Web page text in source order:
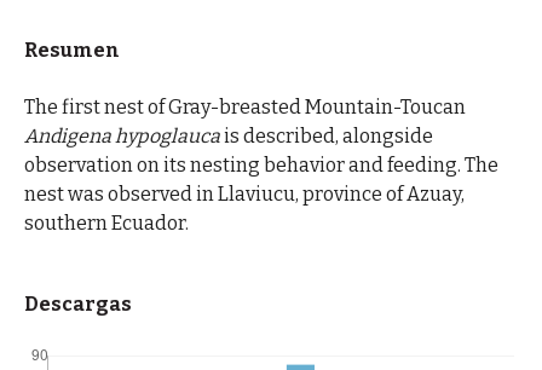
Resumen
The first nest of Gray-breasted Mountain-Toucan
Andigena hypoglaucais described, alongside
observation on its nesting behavior and feeding. The
nest was observed in Llaviucu, province of Azuay,
southern Ecuador.
Descargas